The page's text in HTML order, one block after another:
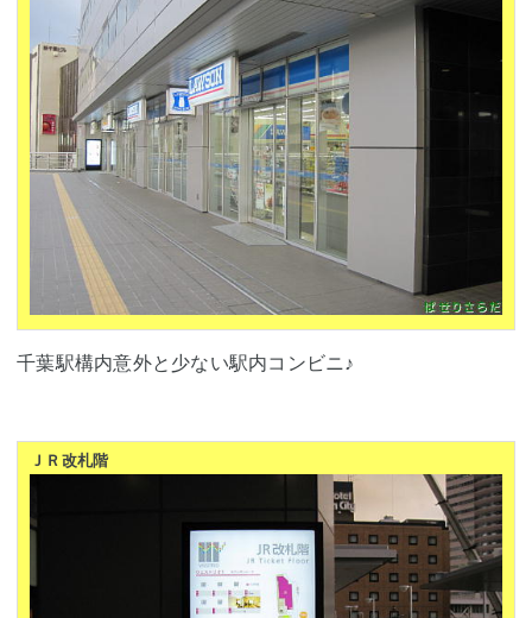
千葉駅構内意外と少ない駅内コンビニ♪
ＪＲ改札階